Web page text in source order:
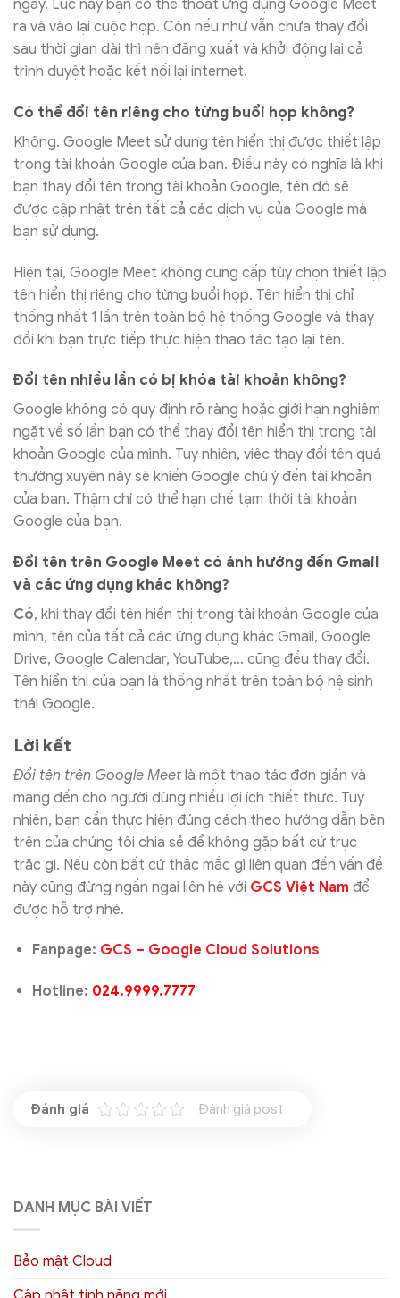
ngay. Lúc này bạn có thể thoát ứng dụng Google Meet
ra và vào lại cuộc họp. Còn nếu như vẫn chưa thay đổi
sau thời gian dài thì nên đăng xuất và khởi động lại cả
trình duyệt hoặc kết nối lại internet.
Có thể đổi tên riêng cho từng buổi họp không?
Không. Google Meet sử dụng tên hiển thị được thiết lập
trong tài khoản Google của bạn. Điều này có nghĩa là khi
bạn thay đổi tên trong tài khoản Google, tên đó sẽ
được cập nhật trên tất cả các dịch vụ của Google mà
bạn sử dụng.
Hiện tại, Google Meet không cung cấp tùy chọn thiết lập
tên hiển thị riêng cho từng buổi họp. Tên hiển thị chỉ
thống nhất 1 lần trên toàn bộ hệ thống Google và thay
đổi khi bạn trực tiếp thực hiện thao tác tạo lại tên.
Đổi tên nhiều lần có bị khóa tài khoản không?
Google không có quy định rõ ràng hoặc giới hạn nghiêm
ngặt về số lần bạn có thể thay đổi tên hiển thị trong tài
khoản Google của mình. Tuy nhiên, việc thay đổi tên quá
thường xuyên này sẽ khiến Google chú ý đến tài khoản
của bạn. Thậm chí có thể hạn chế tạm thời tài khoản
Google của bạn.
Đổi tên trên Google Meet có ảnh hưởng đến Gmail
và các ứng dụng khác không?
Có, khi thay đổi tên hiển thị trong tài khoản Google của
mình, tên của tất cả các ứng dụng khác Gmail, Google
Drive, Google Calendar, YouTube,… cũng đều thay đổi.
Tên hiển thị của bạn là thống nhất trên toàn bộ hệ sinh
thái Google.
Lời kết
Đổi tên trên Google Meet là một thao tác đơn giản và
mang đến cho người dùng nhiều lợi ích thiết thực. Tuy
nhiên, bạn cần thực hiện đúng cách theo hướng dẫn bên
trên của chúng tôi chia sẻ để không gặp bất cứ trục
trặc gì. Nếu còn bất cứ thắc mắc gì liên quan đến vấn đề
này cũng đừng ngần ngại liên hệ với GCS Việt Nam để
được hỗ trợ nhé.
Fanpage: GCS – Google Cloud Solutions
Hotline: 024.9999.7777
Đánh giá post
DANH MỤC BÀI VIẾT
Bảo mật Cloud